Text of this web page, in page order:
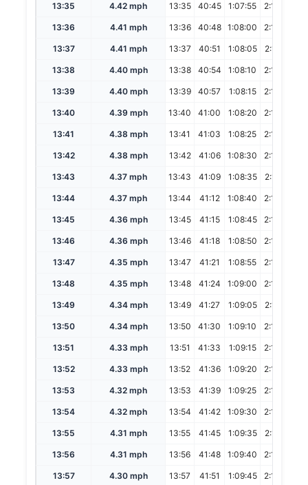
13:35 4.42 mph 13:35 40:45 1:07:55 2:15:50
13:36 4.41 mph 13:36 40:48 1:08:00 2:16:00
13:37 4.41 mph 13:37 40:51 1:08:05 2:16:10
13:38 4.40 mph 13:38 40:54 1:08:10 2:16:20
13:39 4.40 mph 13:39 40:57 1:08:15 2:16:30
13:40 4.39 mph 13:40 41:00 1:08:20 2:16:40
13:41 4.38 mph 13:41 41:03 1:08:25 2:16:50
13:42 4.38 mph 13:42 41:06 1:08:30 2:17:00
13:43 4.37 mph 13:43 41:09 1:08:35 2:17:10
13:44 4.37 mph 13:44 41:12 1:08:40 2:17:20
13:45 4.36 mph 13:45 41:15 1:08:45 2:17:30
13:46 4.36 mph 13:46 41:18 1:08:50 2:17:40
13:47 4.35 mph 13:47 41:21 1:08:55 2:17:50
13:48 4.35 mph 13:48 41:24 1:09:00 2:18:00
13:49 4.34 mph 13:49 41:27 1:09:05 2:18:10
13:50 4.34 mph 13:50 41:30 1:09:10 2:18:20
13:51 4.33 mph 13:51 41:33 1:09:15 2:18:30
13:52 4.33 mph 13:52 41:36 1:09:20 2:18:40
13:53 4.32 mph 13:53 41:39 1:09:25 2:18:50
13:54 4.32 mph 13:54 41:42 1:09:30 2:19:00
13:55 4.31 mph 13:55 41:45 1:09:35 2:19:10
13:56 4.31 mph 13:56 41:48 1:09:40 2:19:20
13:57 4.30 mph 13:57 41:51 1:09:45 2:19:30